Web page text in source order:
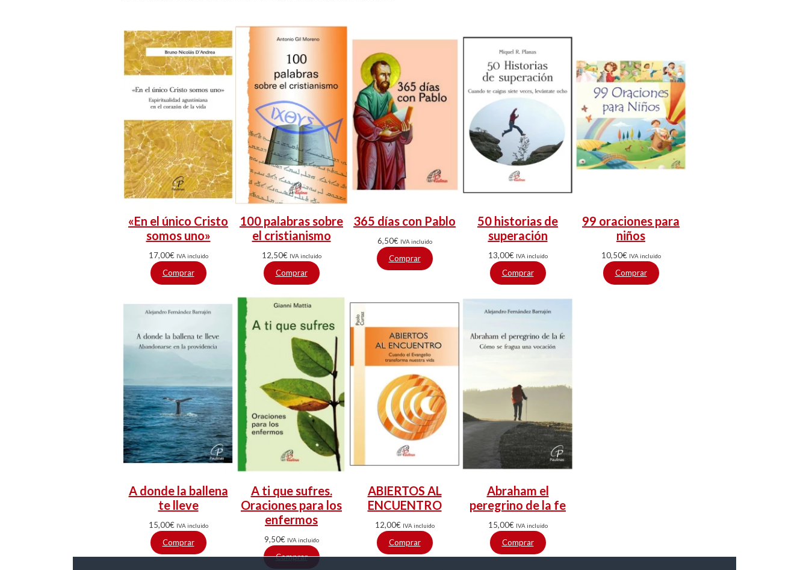
«En el único Cristo
somos uno»
17,00€ IVA incluido
Comprar
100 palabras sobre
el cristianismo
12,50€ IVA incluido
Comprar
365 días con Pablo
6,50€ IVA incluido
Comprar
50 historias de
superación
13,00€ IVA incluido
Comprar
99 oraciones para
niños
10,50€ IVA incluido
Comprar
A donde la ballena
te lleve
15,00€ IVA incluido
Comprar
A ti que sufres.
Oraciones para los
enfermos
9,50€ IVA incluido
Comprar
ABIERTOS AL
ENCUENTRO
12,00€ IVA incluido
Comprar
Abraham el
peregrino de la fe
15,00€ IVA incluido
Comprar